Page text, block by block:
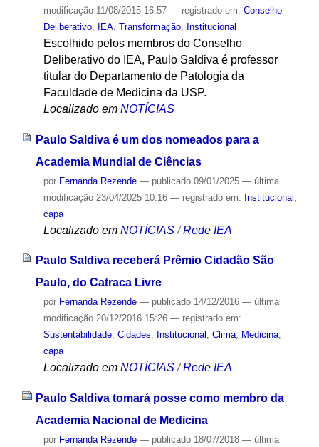
modificação11/08/2015 16:57 — registrado em: Conselho
Deliberativo, IEA, Transformação, Institucional
Escolhido pelos membros do Conselho
Deliberativo do IEA, Paulo Saldiva é professor
titular do Departamento de Patologia da
Faculdade de Medicina da USP.
Localizado em NOTÍCIAS
Paulo Saldiva é um dos nomeados para a
Academia Mundial de Ciências
por Fernanda Rezende — publicado09/01/2025 — última
modificação23/04/2025 10:16 — registrado em: Institucional
capa
Localizado em NOTÍCIAS /Rede IEA
Paulo Saldiva receberá Prêmio Cidadão São
Paulo, do Catraca Livre
por Fernanda Rezende — publicado14/12/2016 — última
modificação20/12/2016 15:26 — registrado em:
Sustentabilidade, Cidades, Institucional , Clima, Medicina,
capa
Localizado em NOTÍCIAS /Rede IEA
Paulo Saldiva tomará posse como membro da
Academia Nacional de Medicina
por Fernanda Rezende — publicado18/07/2018 — última